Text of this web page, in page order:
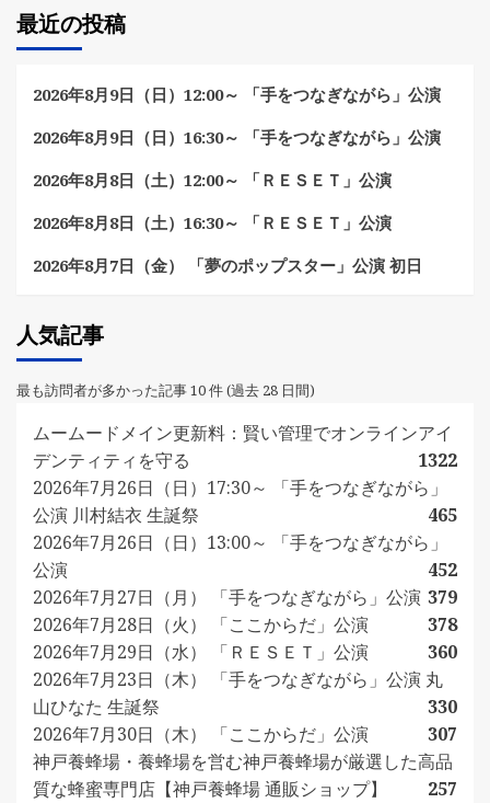
最近の投稿
2026年8月9日（日）12:00～ 「手をつなぎながら」公演
2026年8月9日（日）16:30～ 「手をつなぎながら」公演
2026年8月8日（土）12:00～ 「ＲＥＳＥＴ」公演
2026年8月8日（土）16:30～ 「ＲＥＳＥＴ」公演
2026年8月7日（金） 「夢のポップスター」公演 初日
人気記事
最も訪問者が多かった記事 10 件 (過去 28 日間)
ムームードメイン更新料：賢い管理でオンラインアイ
デンティティを守る
1322
2026年7月26日（日）17:30～ 「手をつなぎながら」
公演 川村結衣 生誕祭
465
2026年7月26日（日）13:00～ 「手をつなぎながら」
公演
452
2026年7月27日（月） 「手をつなぎながら」公演 379
2026年7月28日（火） 「ここからだ」公演
378
2026年7月29日（水） 「ＲＥＳＥＴ」公演
360
2026年7月23日（木） 「手をつなぎながら」公演 丸
山ひなた 生誕祭
330
2026年7月30日（木） 「ここからだ」公演
307
神戸養蜂場・養蜂場を営む神戸養蜂場が厳選した高品
質な蜂蜜専門店【神戸養蜂場 通販ショップ】
257